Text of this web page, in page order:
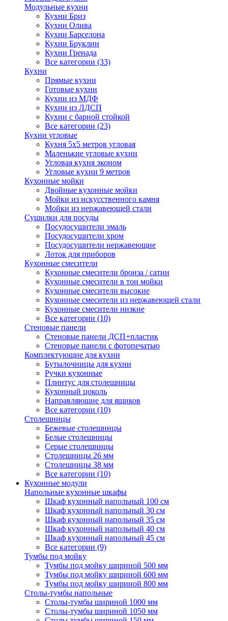
Модульные кухни
Кухни Бриз
Кухни Олива
Кухни Барселона
Кухни Бруклин
Кухни Гренада
Все категории (33)
Кухни
Прямые кухни
Готовые кухни
Кухни из МДФ
Кухни из ЛДСП
Кухни с барной стойкой
Все категории (23)
Кухни угловые
Кухня 5х5 метров угловая
Маленькие угловые кухни
Угловая кухня эконом
Угловые кухни 9 метров
Кухонные мойки
Двойные кухонные мойки
Мойки из искусственного камня
Мойки из нержавеющей стали
Сушилки для посуды
Посудосушители эмаль
Посудосушители хром
Посудосушители нержавеющие
Лоток для приборов
Кухонные смесители
Кухонные смесители бронза / сатин
Кухонные смесители в тон мойки
Кухонные смесители высокие
Кухонные смесители из нержавеющей стали
Кухонные смесители низкие
Все категории (10)
Стеновые панели
Стеновые панели ДСП+пластик
Стеновые панели с фотопечатью
Комплектующие для кухни
Бутылочницы для кухни
Ручки кухонные
Плинтус для столешницы
Кухонный цоколь
Направляющие для ящиков
Все категории (10)
Столешницы
Бежевые столешницы
Белые столешницы
Серые столешницы
Столешницы 26 мм
Столешницы 38 мм
Все категории (10)
Кухонные модули
Напольные кухонные шкафы
Шкаф кухонный напольный 100 см
Шкаф кухонный напольный 30 см
Шкаф кухонный напольный 35 см
Шкаф кухонный напольный 40 см
Шкаф кухонный напольный 45 см
Все категории (9)
Тумбы под мойку
Тумбы под мойку шириной 500 мм
Тумбы под мойку шириной 600 мм
Тумбы под мойку шириной 800 мм
Столы-тумбы напольные
Столы-тумбы шириной 1000 мм
Столы-тумбы шириной 1050 мм